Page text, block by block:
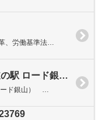
、労働基準法…
ふっくらアナゴ丼（道の駅 ロード銀山）
ード銀山） …